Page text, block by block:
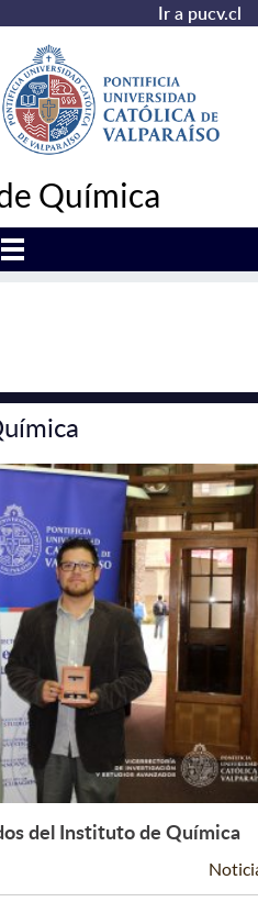
Ir a pucv.cl
Química
Leer Más +
del Instituto de Química